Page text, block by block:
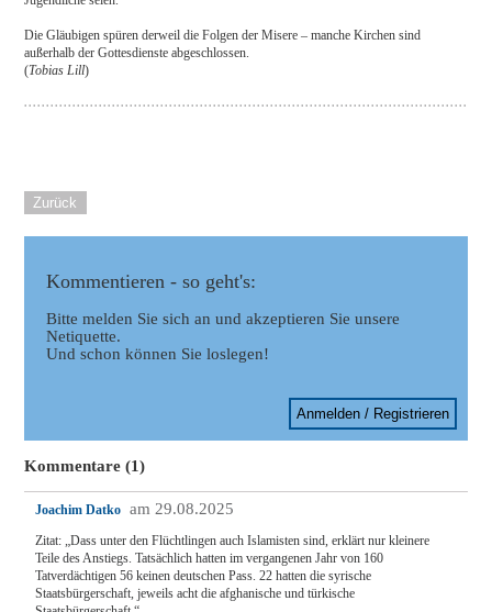
Die Gläubigen spüren derweil die Folgen der Misere – manche Kirchen sind
außerhalb der Gottesdienste abgeschlossen.
(Tobias Lill)
Zurück
Kommentieren - so geht's:
Bitte melden Sie sich an und akzeptieren Sie unsere
Netiquette.
Und schon können Sie loslegen!
Anmelden / Registrieren
Kommentare (1)
Joachim Datko am 29.08.2025
Zitat: „Dass unter den Flüchtlingen auch Islamisten sind, erklärt nur kleinere
Teile des Anstiegs. Tatsächlich hatten im vergangenen Jahr von 160
Tatverdächtigen 56 keinen deutschen Pass. 22 hatten die syrische
Staatsbürgerschaft, jeweils acht die afghanische und türkische